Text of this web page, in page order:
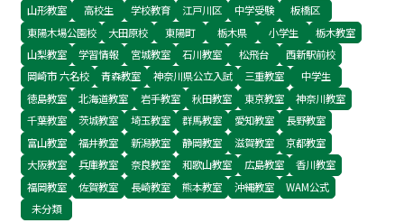
来年こそは、来年の大晦日には、私も”自分自身
で褒められるように！”目標を達成できるよう
に、努力と精進をします
山形教室 高校生 学校教育 江戸川区 中学受験
板橋区
東陽木場公園校
大田原校 東陽町 栃木県 小学生
栃木教室
山梨教室
学習情報 宮城教室 石川教室 松飛台
西新駅前校
岡崎市 六名校
青森教室 神奈川県公立入試 三重教室
中学生
徳島教室
北海道教室 岩手教室 秋田教室 東京教室
神奈川教室
千葉教室
茨城教室 埼玉教室 群馬教室 愛知教室
長野教室
富山教室
福井教室 新潟教室 静岡教室 滋賀教室
京都教室
大阪教室
兵庫教室 奈良教室 和歌山教室 広島教室
香川教室
福岡教室
佐賀教室 長崎教室 熊本教室 沖縄教室
WAM公式
未分類